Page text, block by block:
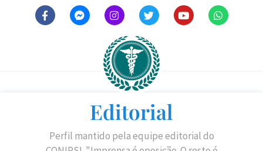
Editorial
Perfil mantido pela equipe editorial do